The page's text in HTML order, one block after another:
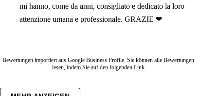
mi hanno, come da anni, consigliato e dedicato la loro
attenzione umana e professionale. GRAZIE ❤
Bewertungen importiert aus Google Business Profile. Sie können alle Bewertungen
lesen, indem Sie auf den folgenden Link